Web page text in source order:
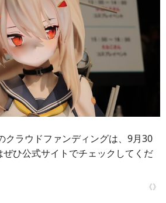
クラウドファンディングは、9月30
ひ公式サイトでチェックしてくだ
《》